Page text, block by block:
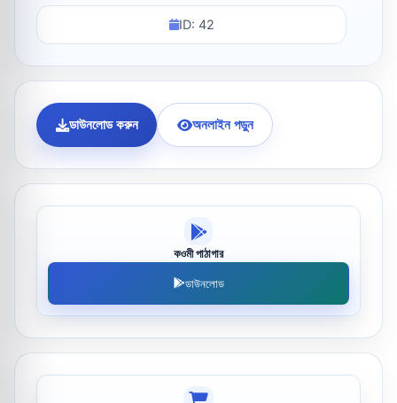
ID: 42
ডাউনলোড করুন অনলাইন পড়ুন
কওমী পাঠাগার
ডাউনলোড